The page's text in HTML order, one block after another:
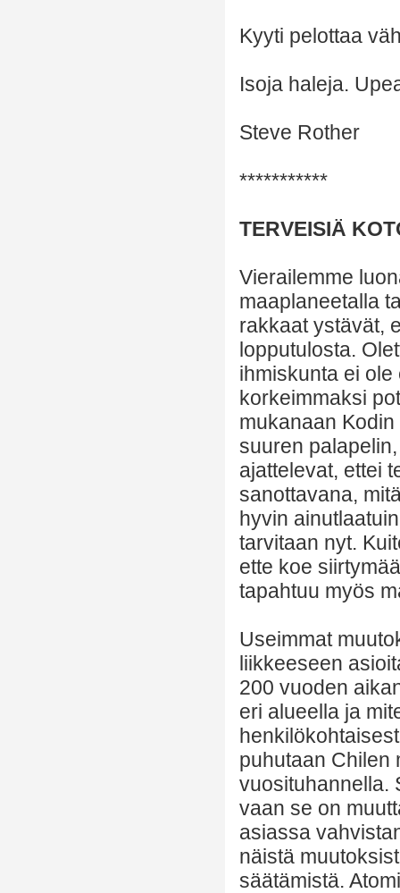
Kyyti pelottaa
Isoja haleja.
Steve Rother
***********
TERVEISIÄ
Vierailemme
maaplaneetalla
rakkaat ystävät,
lopputulosta.
ihmiskunta ei
korkeimmaksi
mukanaan
suuren
ajattelevat, ettei
sanottavana,
hyvin
tarvitaan nyt.
ette koe
tapahtuu myös
Useimmat
liikkeeseen
200 vuoden
eri alueella ja
puhutaan Chilen
vuosituhannella.
vaan se on
asiassa
näistä
säätämistä.